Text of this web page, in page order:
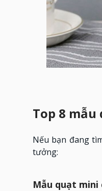
Top 8
Nếu bạn đang
tưởng:
Mẫu quạt mini